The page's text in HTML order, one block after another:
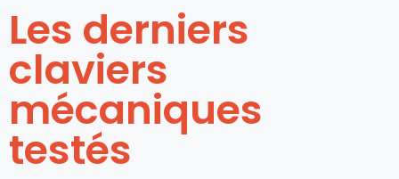
Les derniers
claviers
mécaniques
testés